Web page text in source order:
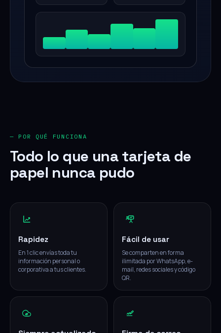
— POR QUÉ FUNCIONA
Todo lo que una tarjeta de
papel nunca pudo
Rapidez
En 1 clic envías toda tu
información personal o
corporativa a tus clientes.
Fácil de usar
Se comparten en forma
ilimitada por WhatsApp, e-
mail, redes sociales y código
QR.